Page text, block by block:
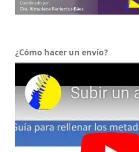
¿Cómo hacer un envío?